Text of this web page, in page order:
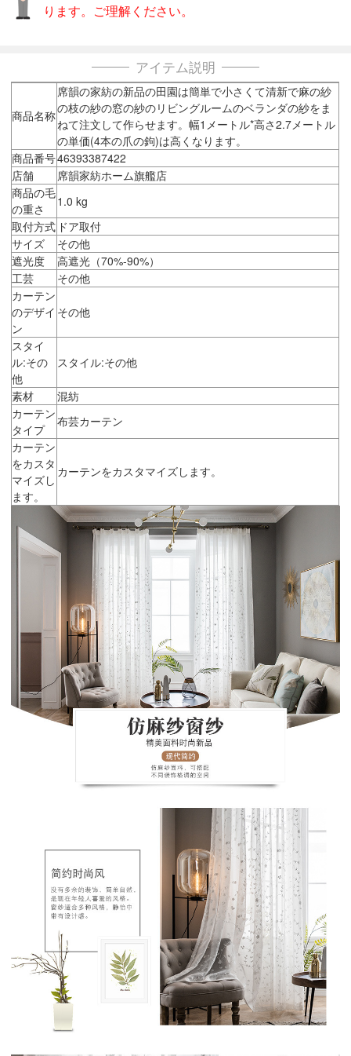
ります。ご理解ください。
アイテム説明
商品名称
席韻の家紡の新品の田園は簡単で小さくて清新で麻の紗
の枝の紗の窓の紗のリビングルームのベランダの紗をま
ねて注文して作らせます。幅1メートル*高さ2.7メートル
の単価(4本の爪の鉤)は高くなります。
商品番号46393387422
店舗
席韻家紡ホーム旗艦店
商品の毛
の重さ
1.0 kg
取付方式 ドア取付
サイズ
その他
遮光度
高遮光（70%-90%）
工芸
その他
カーテン
のデザイ
ン
その他
スタイ
ル:その
他
スタイル:その他
素材
混紡
カーテン
タイプ
布芸カーテン
カーテン
をカスタ
マイズし
ます。
カーテンをカスタマイズします。